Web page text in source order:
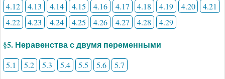
4.12
4.13 4.14 4.15 4.16 4.17 4.18 4.19 4.20
4.21
4.22
4.23 4.24 4.25 4.26 4.27 4.28 4.29
§5. Неравенства с двумя переменными
5.1 5.2 5.3 5.4 5.5 5.6
5.7